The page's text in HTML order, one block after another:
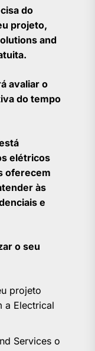
do
projeto,
and
avaliar o
do tempo
elétricos
oferecem
às
e
o seu
projeto
a Electrical
Services o